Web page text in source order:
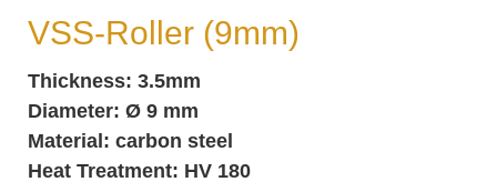
VSS-Roller (9mm)
Thickness: 3.5mm
Diameter: Ø 9 mm
Material: carbon steel
Heat Treatment: HV 180